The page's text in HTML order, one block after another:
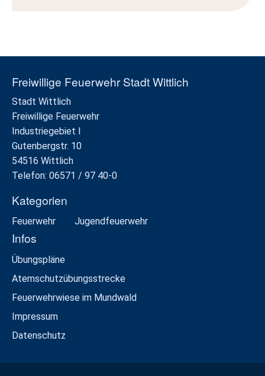
Freiwillige Feuerwehr Stadt Wittlich
Stadt Wittlich
Freiwillige Feuerwehr
Industriegebiet I
Gutenbergstr. 10
54516 Wittlich
Telefon: 06571 / 97 40-0
Kategorien
Feuerwehr Jugendfeuerwehr
Infos
Übungspläne
Atemschutzübungsstrecke
Feuerwehrwiese im Mundwald
Impressum
Datenschutz